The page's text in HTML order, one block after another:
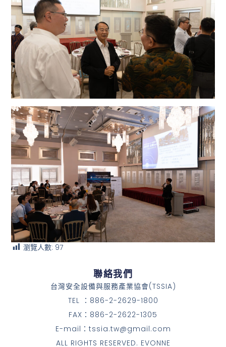
瀏覽人數: 97
聯絡我們
台灣安全設備與服務產業協會(TSSIA)
TEL ：886-2-2629-1800
FAX：886-2-2622-1305
E-mail：tssia.tw@gmail.com
ALL RIGHTS RESERVED. EVONNE